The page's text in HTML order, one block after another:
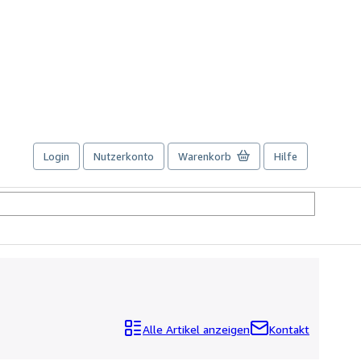
Login Nutzerkonto Warenkorb Hilfe
Alle Artikel anzeigen Kontakt